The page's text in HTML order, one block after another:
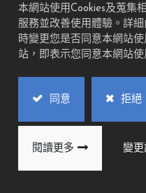
公司沿革
本網站使用Cookies及蒐集
服務並改善使用體驗。詳
時變更您是否同意本網站
站，即表示您同意本網站使
同意 拒絕
閱讀更多 變更